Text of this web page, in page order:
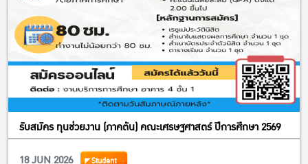
– เงินทุนสนับสนุนค่าครองชีพ
(แตกต่างกันไปตามคอร์ส Online และ Onsite)
– ที่พักและตั๋วเครื่องบินไป-กลับชั้น Economy
(สำหรับคอร์ส Onsite ณ ประเทศญี่ปุ่น)
– ความช่วยเหลืออำนวยความสะดวกในการขอวีซ่า
วิธีสมัคร (ฟรี! ไม่มีค่าใช้จ่าย)
สมัครได้ตั้งแต่วันนี้ – 30 มิ.ย. 2026
(ปิดรับสมัครเวลา 22:00 น. ตามเวลาประเทศไทย)
รับสมัคร ทุนช่วยงาน (ภาคต้น) คณะเศรษฐศาสตร์ ปีการศึกษา 2569
18 JUN 2026
Student